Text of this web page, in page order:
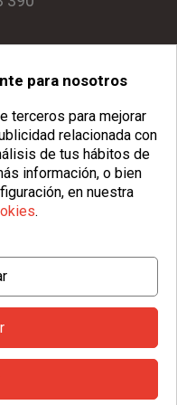
Cookies |
para nosotros
terceros para mejorar
relacionada con
de tus hábitos de
información, o bien
en nuestra
.